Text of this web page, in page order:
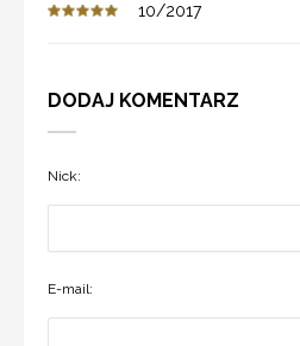
10/2017
DODAJ KOMENTARZ
Nick:
E-mail: